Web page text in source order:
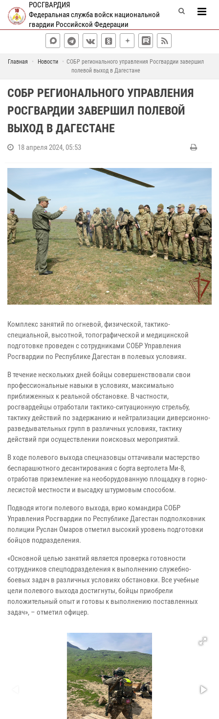
РОСГВАРДИЯ
Федеральная служба войск национальной
гвардии Российской Федерации
Главная Новости
СОБР регионального управления Росгвардии завершил
полевой выход в Дагестане
СОБР РЕГИОНАЛЬНОГО УПРАВЛЕНИЯ
РОСГВАРДИИ ЗАВЕРШИЛ ПОЛЕВОЙ
ВЫХОД В ДАГЕСТАНЕ
18 апреля 2024, 05:53
Комплекс занятий по огневой, физической, тактико-
специальной, высотной, топографической и медицинской
подготовке проведен с сотрудниками СОБР Управления
Росгвардии по Республике Дагестан в полевых условиях.
В течение нескольких дней бойцы совершенствовали свои
профессиональные навыки в условиях, максимально
приближенных к реальной обстановке. В частности,
росгвардейцы отработали тактико-ситуационную стрельбу,
тактику действий по задержанию и нейтрализации диверсионно-
разведывательных групп в различных условиях, тактику
действий при осуществлении поисковых мероприятий.
В ходе полевого выхода спецназовцы оттачивали мастерство
беспарашютного десантирования с борта вертолета Ми-8,
отработав приземление на необорудованную площадку в горно-
лесистой местности и высадку штурмовым способом.
Подводя итоги полевого выхода, врио командира СОБР
Управления Росгвардии по Республике Дагестан подполковник
полиции Руслан Омаров отметил высокий уровень подготовки
бойцов подразделения.
«Основной целью занятий является проверка готовности
сотрудников спецподразделения к выполнению служебно-
боевых задач в различных условиях обстановки. Все учебные
цели полевого выхода достигнуты, бойцы приобрели
положительный опыт и готовы к выполнению поставленных
задач», – отметил офицер.